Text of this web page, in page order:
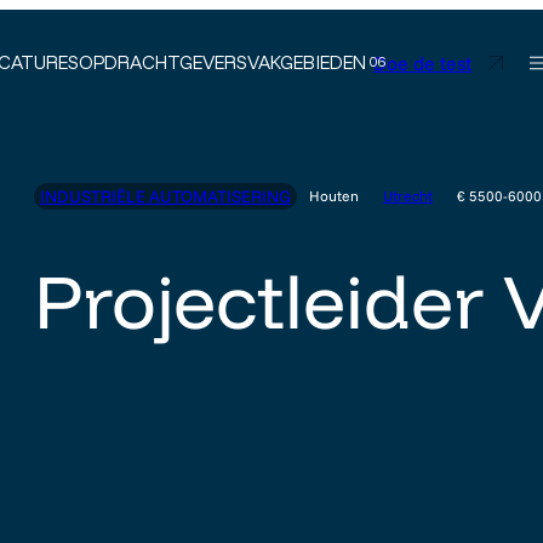
OPDRACHTGEVERSVAKGEBIEDEN Doe de test
INDUSTRIËLE AUTOMATISERING Houten Utrecht € 5500-6000
Projectleider